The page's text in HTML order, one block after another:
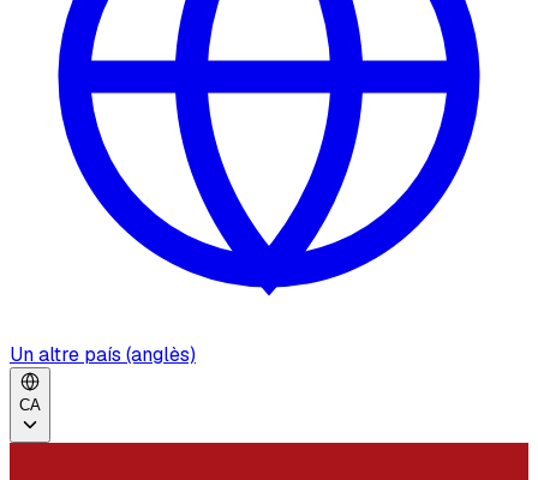
Un altre país (anglès)
CA